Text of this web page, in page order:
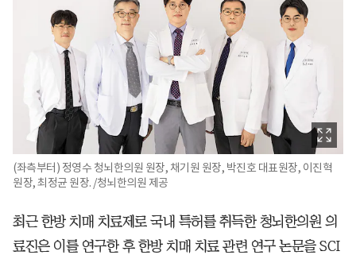
(좌측부터) 정영수 청뇌한의원 원장, 채기원 원장, 박진호 대표원장, 이진혁
원장, 최정균 원장. /청뇌한의원 제공
최근 한방 치매 치료제로 국내 특허를 취득한 청뇌한의원 의
료진은 이를 연구한 후 한방 치매 치료 관련 연구 논문을 SCI